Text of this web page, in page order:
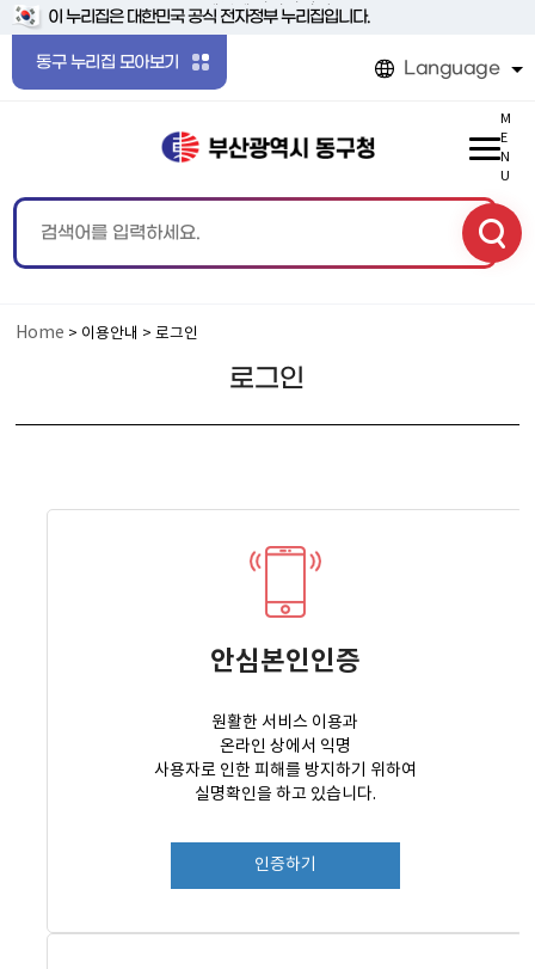
본문 바로가기
메인메뉴 바로가기
이 누리집은 대한민국 공식 전자정부 누리집입니다.
동구 누리집 모아보기 Language
M
E
N
U
Home > 이용안내 > 로그인
로그인
안심본인인증
원활한 서비스 이용과
온라인 상에서 익명
사용자로 인한 피해를 방지하기 위하여
실명확인을 하고 있습니다.
인증하기